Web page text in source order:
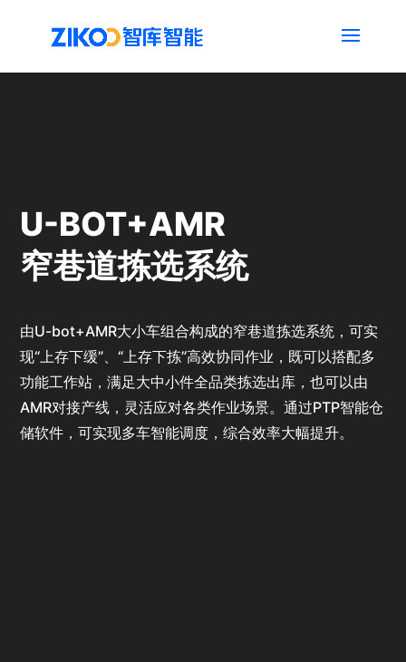
U-BOT+AMR
窄巷道拣选系统
由U-bot+AMR大小车组合构成的窄巷道拣选系统，可实
现“上存下缓”、“上存下拣”高效协同作业，既可以搭配多
功能工作站，满足大中小件全品类拣选出库，也可以由
AMR对接产线，灵活应对各类作业场景。通过PTP智能仓
储软件，可实现多车智能调度，综合效率大幅提升。